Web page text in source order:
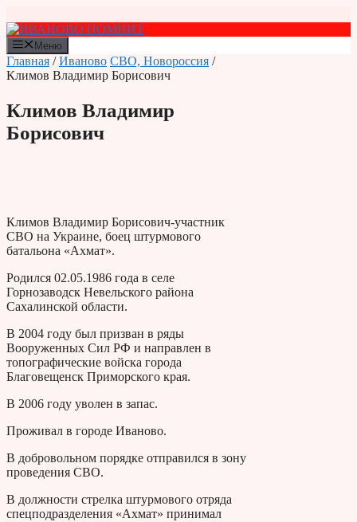
к
содержимому
Меню
Главная /Иваново СВО, Новороссия /
Климов Владимир Борисович
Климов Владимир
Борисович
Климов Владимир Борисович-участник
СВО на Украине, боец штурмового
батальона «Ахмат».
Родился 02.05.1986 года в селе
Горнозаводск Невельского района
Сахалинской области.
В 2004 году был призван в ряды
Вооруженных Сил РФ и направлен в
топографические войска города
Благовещенск Приморского края.
В 2006 году уволен в запас.
Проживал в городе Иваново.
В добровольном порядке отправился в зону
проведения СВО.
В должности стрелка штурмового отряда
спецподразделения «Ахмат» принимал